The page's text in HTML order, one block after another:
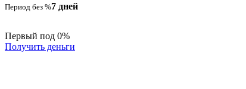
Период без %7 дней
Первый под 0%
Получить деньги